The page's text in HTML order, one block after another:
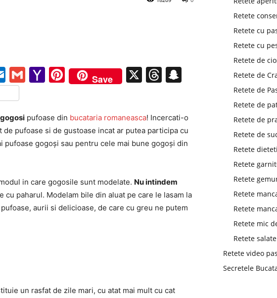
Outlook.com
GmailYahoo
Mail
Pinterest
Save X ThreadsSnapchat
gogosi pufoase din bucataria romaneasca! Incercati-o
pufoase si de gustoase incat ar putea participa cu
gogoși sau pentru cele mai bune gogoși din
in care gogosile sunt modelate. Nu intindem
paharul. Modelam bile din aluat pe care le lasam la
aurii si delicioase, de care cu greu ne putem
un rasfat de zile mari, cu atat mai mult cu cat
Retete
Retete cu
Retete cu
Retete de
Retete de
Retete de
Retete de
Retete de
Retete de
Retete
Retete
Retete
Retete
Retete
Retete mic
Retete salate
Retete video
Secretele